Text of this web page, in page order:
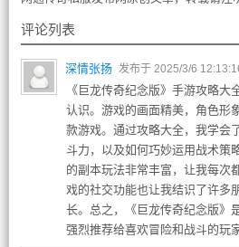
评论列表
深情张扬 发布于 2025/3/6
《巨龙传奇纪念版》手游攻略大
认识。游戏的画面精美，角色形
款游戏。通过攻略大全，我学会
斗力，以及如何巧妙运用战术策
的副本玩法非常丰富，让我每次
戏的社交功能也让我结识了许多
长。总之，《巨龙传奇纪念版》
强烈推荐给喜欢冒险和战斗的玩家